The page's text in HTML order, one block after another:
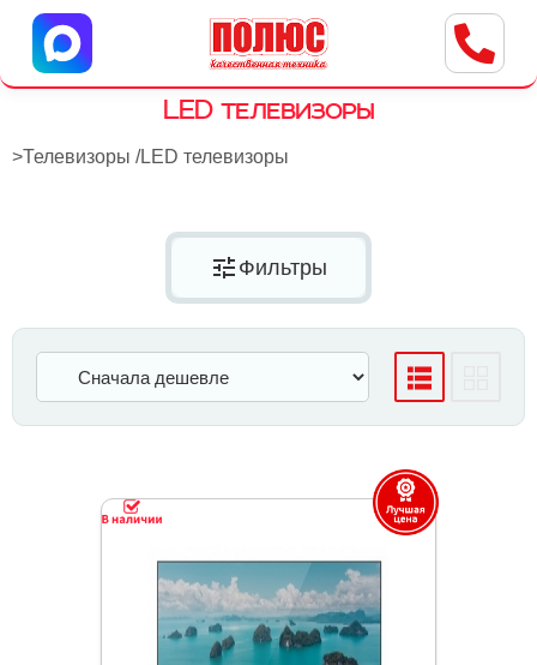
Центр бытовой техники
г. Ульяновск, ул. Пушкарева, 8a
LED телевизоры
>Телевизоры /LED телевизоры
tune Фильтры